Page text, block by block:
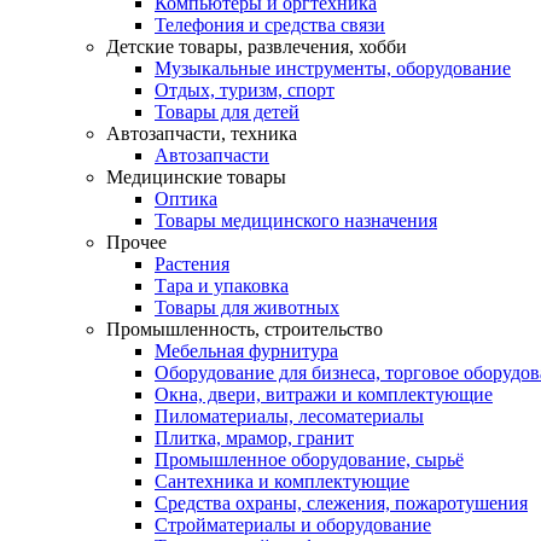
Телефония и средства связи
Детские товары, развлечения, хобби
Музыкальные инструменты, оборудование
Отдых, туризм, спорт
Товары для детей
Автозапчасти, техника
Автозапчасти
Медицинские товары
Оптика
Товары медицинского назначения
Прочее
Растения
Тара и упаковка
Товары для животных
Промышленность, строительство
Мебельная фурнитура
Оборудование для бизнеса, торговое
Окна, двери, витражи и комплектующие
Пиломатериалы, лесоматериалы
Плитка, мрамор, гранит
Промышленное оборудование, сырьё
Сантехника и комплектующие
Средства охраны, слежения, пожаротушения
Стройматериалы и оборудование